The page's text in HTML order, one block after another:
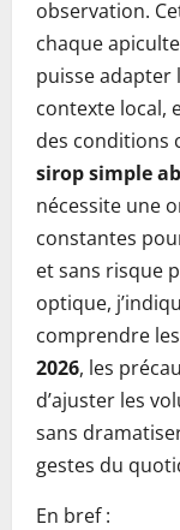
observation.
chaque
puisse adapter
contexte local,
des conditions
sirop simple
nécessite une
constantes
et sans risque
optique,
comprendre
2026, les
d’ajuster les
sans
gestes du
En bref :